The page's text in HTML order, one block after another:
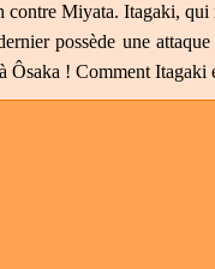
contre Miyata. Itagaki,
possède une
Ôsaka ! Comment